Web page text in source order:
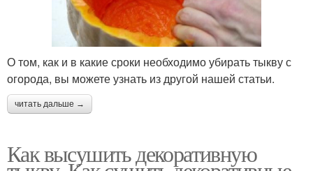
О том, как и в какие сроки необходимо убирать тыкву с
огорода, вы можете узнать из другой нашей статьи.
читать дальше →
Как высушить декоративную